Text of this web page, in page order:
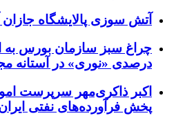
آتش‌ سوزی پالایشگاه
درصدی «نوری» در آستانه
اکبر ذاکری‌مهر سرپرست
پخش فرآورده‌های نفتی